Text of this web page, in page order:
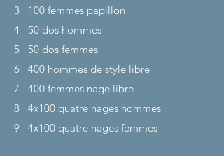
3
100 femmes papillon
4
50 dos hommes
5
50 dos femmes
6
400 hommes de style libre
7
400 femmes nage libre
8
4x100 quatre nages hommes
9
4x100 quatre nages femmes